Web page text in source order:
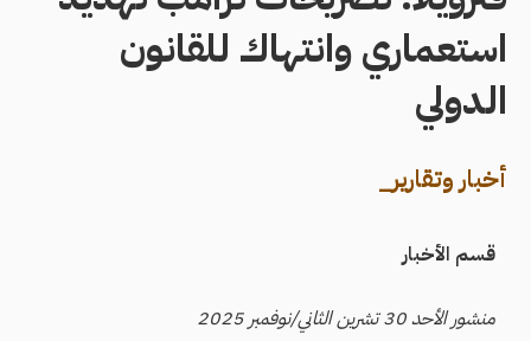
استعماري وانتهاك للقانون
الدولي
أخبار وتقارير_
قسم الأخبار
منشور الأحد 30 تشرين الثاني/نوفمبر 2025